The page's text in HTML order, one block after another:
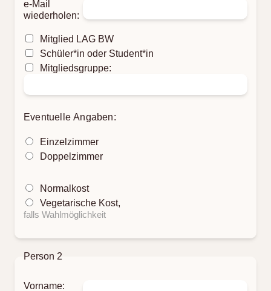
e-Mail
wiederholen:
Mitglied LAG BW
Schüler*in oder Student*in
Mitgliedsgruppe:
Eventuelle Angaben:
Einzelzimmer
Doppelzimmer
Normalkost
Vegetarische Kost,
falls Wahlmöglichkeit
Person 2
Vorname: